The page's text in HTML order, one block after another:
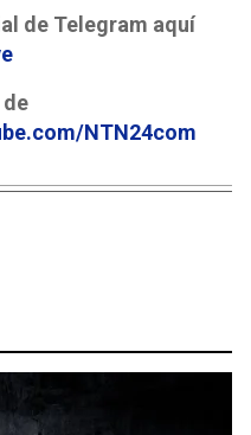
de Telegram aquí
NTN24com